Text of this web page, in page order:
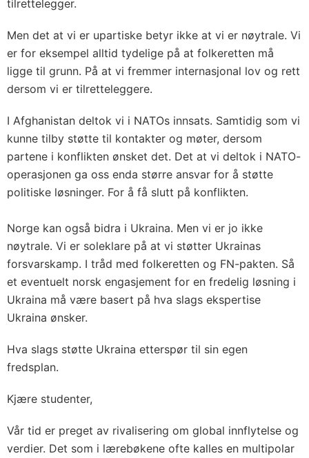
tilrettelegger.
Men det at vi er upartiske betyr ikke at vi er nøytrale. Vi
er for eksempel alltid tydelige på at folkeretten må
ligge til grunn. På at vi fremmer internasjonal lov og rett
dersom vi er tilretteleggere.
I Afghanistan deltok vi i NATOs innsats. Samtidig som vi
kunne tilby støtte til kontakter og møter, dersom
partene i konflikten ønsket det. Det at vi deltok i NATO-
operasjonen ga oss enda større ansvar for å støtte
politiske løsninger. For å få slutt på konflikten.
Norge kan også bidra i Ukraina. Men vi er jo ikke
nøytrale. Vi er soleklare på at vi støtter Ukrainas
forsvarskamp. I tråd med folkeretten og FN-pakten. Så
et eventuelt norsk engasjement for en fredelig løsning i
Ukraina må være basert på hva slags ekspertise
Ukraina ønsker.
Hva slags støtte Ukraina etterspør til sin egen
fredsplan.
Kjære studenter,
Vår tid er preget av rivalisering om global innflytelse og
verdier. Det som i lærebøkene ofte kalles en multipolar